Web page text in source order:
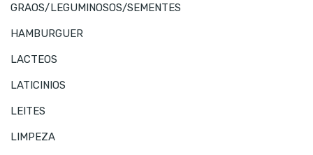
GRAOS/LEGUMINOSOS/SEMENTES
HAMBURGUER
LACTEOS
LATICINIOS
LEITES
LIMPEZA